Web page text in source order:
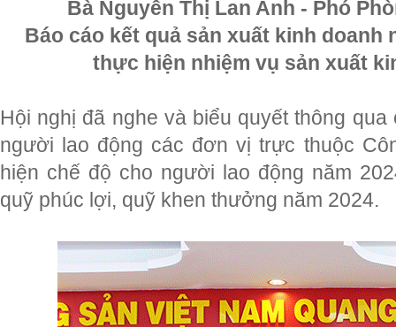
Bà Nguyễn Thị Lan Anh - Phó
Báo cáo kết quả sản xuất kinh doanh
thực hiện nhiệm vụ sản xuất
Hội nghị đã nghe và biểu quyết thông
người lao động các đơn vị trực thuộc
hiện chế độ cho người lao động năm
quỹ phúc lợi, quỹ khen thưởng năm 2024.